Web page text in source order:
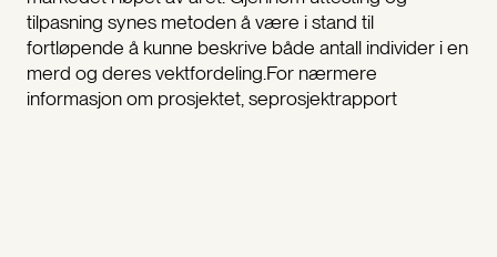
tilpasning synes metoden å være i stand til
fortløpende å kunne beskrive både antall individer i en
merd og deres vektfordeling.For nærmere
informasjon om prosjektet, seprosjektrapport